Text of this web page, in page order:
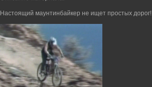
Настоящий маунтинбайкер не ищет простых дорог!